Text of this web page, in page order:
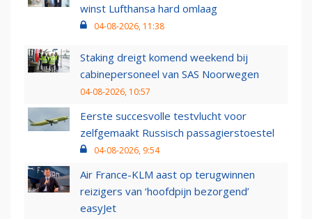
winst Lufthansa hard omlaag
04-08-2026, 11:38
Staking dreigt komend weekend bij
cabinepersoneel van SAS Noorwegen
04-08-2026, 10:57
Eerste succesvolle testvlucht voor
zelfgemaakt Russisch passagierstoestel
04-08-2026, 9:54
Air France-KLM aast op terugwinnen
reizigers van ‘hoofdpijn bezorgend’
easyJet